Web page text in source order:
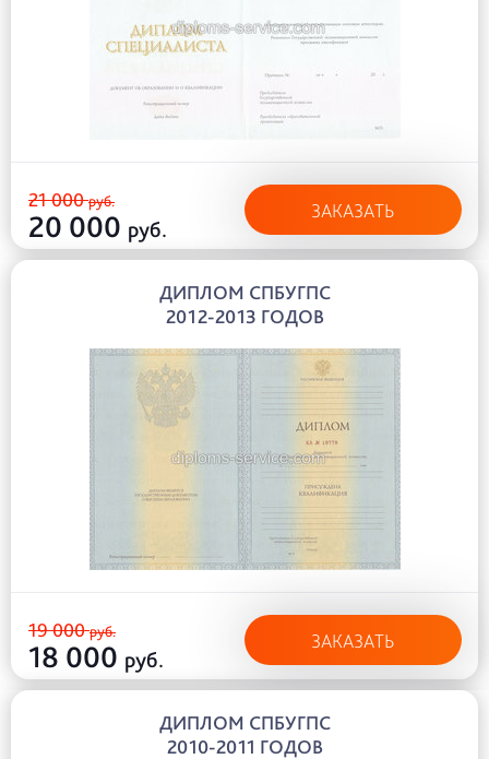
21 000руб.
20 000 руб.
ЗАКАЗАТЬ
ДИПЛОМ СПБУГПС
2012-2013 ГОДОВ
19 000руб.
18 000 руб.
ЗАКАЗАТЬ
ДИПЛОМ СПБУГПС
2010-2011 ГОДОВ